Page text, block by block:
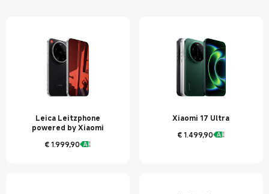
Leica Leitzphone
powered by Xiaomi
€1.999,90Current Price € 1999.9
Xiaomi 17 Ultra
€1.499,90Current Price € 1499.9